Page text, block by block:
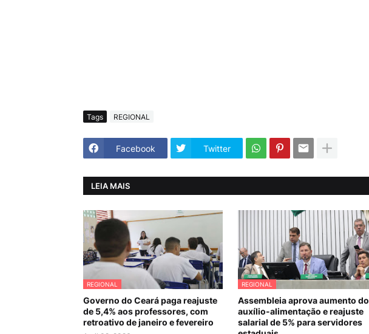
Tags REGIONAL
Facebook Twitter
LEIA MAIS
REGIONAL
Governo do Ceará paga reajuste
de 5,4% aos professores, com
retroativo de janeiro e fevereiro
REGIONAL
Assembleia aprova aumento do
auxílio-alimentação e reajuste
salarial de 5% para servidores